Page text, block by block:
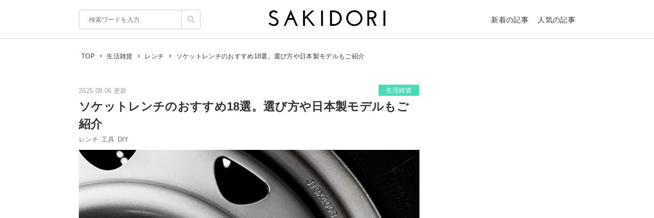
新着の記事 人気の記事
TOP 生活雑貨 レンチ ソケットレンチのおすすめ18選。選び方や日本製モデルもご紹介
2025.08.06 更新 生活雑貨
ソケットレンチのおすすめ18選。選び方や日本製モデルもご
紹介
レンチ 工具 DIY